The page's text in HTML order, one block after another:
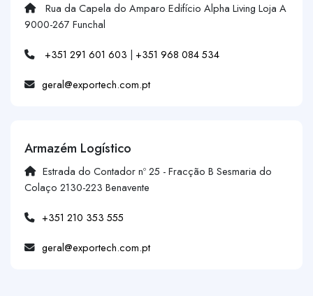
Rua da Capela do Amparo Edifício Alpha Living Loja A
9000-267 Funchal
+351 291 601 603 | +351 968 084 534
geral@exportech.com.pt
Armazém Logístico
Estrada do Contador nº 25 - Fracção B Sesmaria do
Colaço 2130-223 Benavente
+351 210 353 555
geral@exportech.com.pt